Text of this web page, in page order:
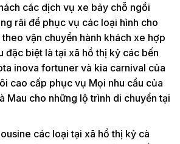
các dịch vụ xe bảy chỗ ngồi
rãi để phục vụ các loại hình cho
vận chuyển hành khách xe hợp
đặc biệt là tại xã hồ thị kỷ các bến
inova fortuner và kia carnival của
cao cấp phục vụ Mọi nhu cầu của
Mau cho những lộ trình di chuyển tại
các loại tại xã hồ thị kỷ cà